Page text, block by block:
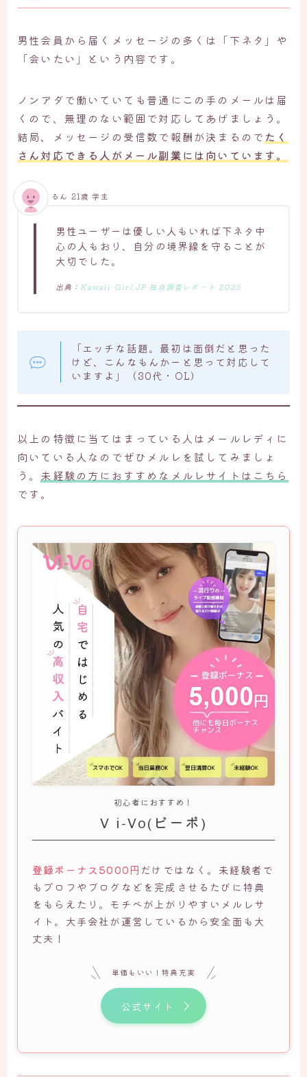
男性会員から届くメッセージの多くは「下ネタ」や
「会いたい」という内容です。
ノンアダで働いていても普通にこの手のメールは届
くので、無理のない範囲で対応してあげましょう。
結局、メッセージの受信数で報酬が決まるので たく
さん対応できる人がメール副業には向いています。
男性ユーザーは優しい人もいれば下ネタ中
心の人もおり、自分の境界線を守ることが
大切でした。
出典： Kawaii‑Girl.JP 独自調査レポート 2025
るん 21歳 学生
「エッチな話題。最初は面倒だと思った
けど、こんなもんかーと思って対応して
いますよ」（30代・OL）
以上の特徴に当てはまっている人はメールレディに
向いている人なのでぜひメルレを試してみましょ
う。 未経験の方におすすめなメルレサイトはこちら
です。
初心者におすすめ！
V i-Vo(ビーボ)
登録ボーナス5000円 だけではなく。未経験者で
もプロフやブログなどを完成させるたびに特典
をもらえたり。モチベが上がりやすいメルレサ
イト。大手会社が運営しているから安全面も大
丈夫！
単価もいい！特典充実
公式サイト